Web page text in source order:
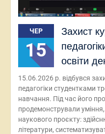
ЧЕР
15
Захист
освіти
15.06.2026 р. відбувся
педагогіки студентками
навчання. Під час його
продемонстрували уміння,
наукового проєкту:
літератури,